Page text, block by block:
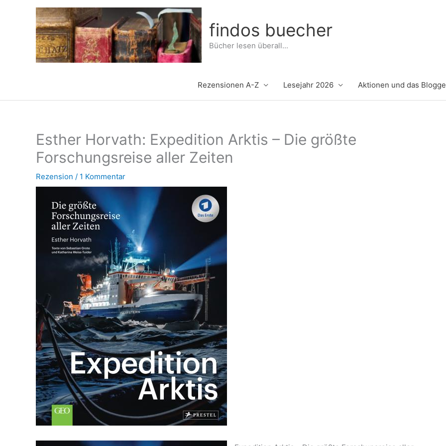
findos buecher
Bücher lesen überall...
Rezensionen A-Z Lesejahr 2026 Aktionen und das
Esther Horvath: Expedition Arktis – Die größte
Forschungsreise aller Zeiten
Rezension / 1 Kommentar